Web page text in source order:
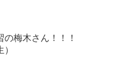
梅木さん！！！